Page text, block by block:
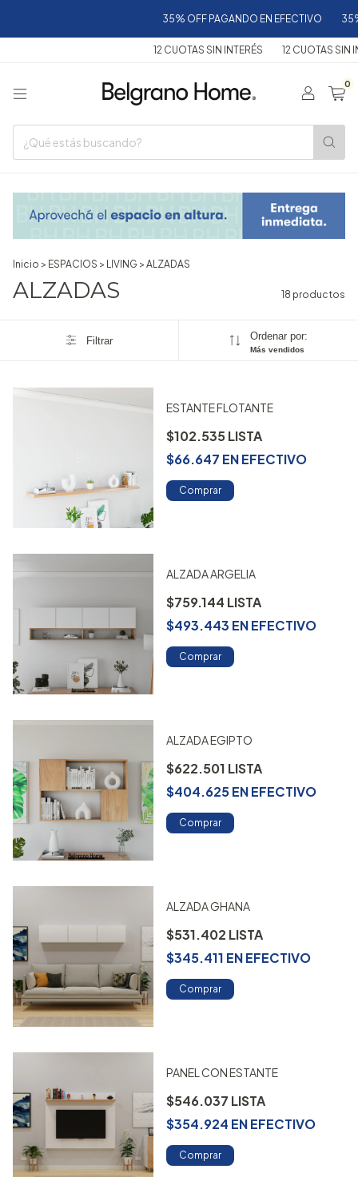
35% OFF PAGANDO EN EFECTIVO 35%
12 CUOTAS SIN INTERÉS 12 CUOTAS SIN
0
Inicio > ESPACIOS > LIVING > ALZADAS
ALZADAS 18 productos
Filtrar Ordenar por:
Más vendidos
ESTANTE FLOTANTE
$102.535
$66.647 ENEFECTIVO
Comprar
ALZADA ARGELIA
$759.144
$493.443 ENEFECTIVO
Comprar
ALZADA EGIPTO
$622.501
$404.625ENEFECTIVO
Comprar
ALZADA GHANA
$531.402
$345.411 ENEFECTIVO
Comprar
PANEL CON ESTANTE
$546.037
$354.924 ENEFECTIVO
Comprar